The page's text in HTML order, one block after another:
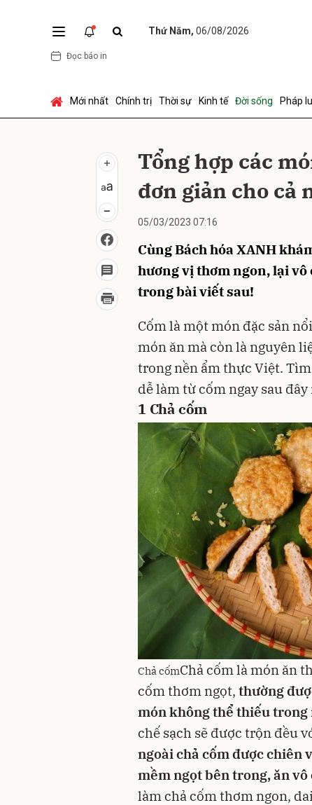
Thứ Năm, 06/08/2026
Đọc báo in
Mới nhất Chính trị Thời sự Kinh tế Đời sống Pháp
Tổng hợp các
đơn giản cho cả
05/03/2023 07:16
Cùng Bách hóa XANH
hương vị thơm ngon, lại
trong bài viết sau!
Cốmlà một món đặc sản
món ăn mà còn là nguyên
trong nền ẩm thực Việt.
dễ làm từ cốm ngay sau đây
1Chả cốm
Chả cốmChả cốm là món ăn
cốm thơm ngọt, thường
món không thể thiếu trong
chế sạch sẽ được trộn đều
ngoài chả cốm được chiên
mềm ngọt bên trong, ăn
làm chả cốm thơm ngon,